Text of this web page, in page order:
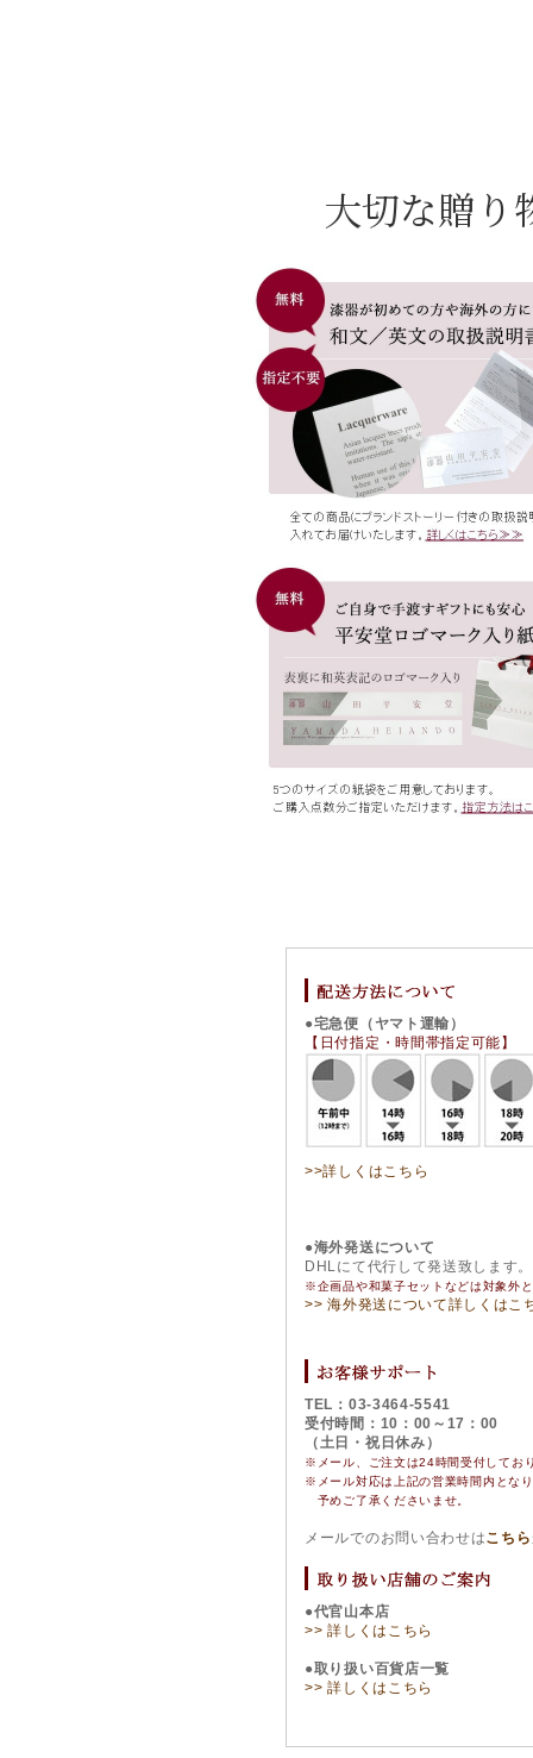
大切な贈
●宅急便（ヤマト運輸）
【日付指定・時間帯指定可能】
>>詳しくはこちら
●海外発送について
DHLにて代行して発送致します。
※企画品や和菓子セットなどは対象外
>> 海外発送について詳しくはこ
TEL：03-3464-5541
受付時間：10：00～17：00
（土日・祝日休み）
※メール、ご注文は24時間受付してお
※ メール対応は上記の営業時間内とな
予めご了承くださいませ。
メールでのお問い合わせはこちら
●代官山本店
>> 詳しくはこちら
●取り扱い百貨店一覧
>> 詳しくはこちら